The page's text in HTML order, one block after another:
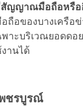
สัญญาณมือถือหรือ
อของบางเครือข่
พาะบริเวณยอดด
านได้
ชรบูรณ์